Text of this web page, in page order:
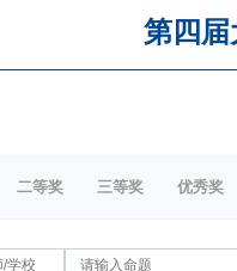
第四
二等奖 三等奖 优秀奖